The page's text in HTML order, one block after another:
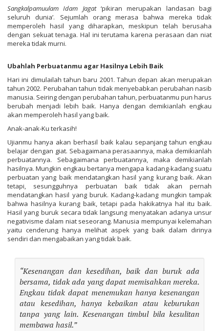
Sangkalpamuulam Idam Jagat‘pikiran merupakan landasan bagi
seluruh dunia’. Sejumlah orang merasa bahwa mereka tidak
memperoleh hasil yang diharapkan, meskipun telah berusaha
dengan sekuat tenaga. Hal ini terutama karena perasaan dan niat
mereka tidak murni.
Ubahlah Perbuatanmu agar Hasilnya Lebih Baik
Hari ini dimulailah tahun baru 2001. Tahun depan akan merupakan
tahun 2002. Perubahan tahun tidak menyebabkan perubahan nasib
manusia. Seiring dengan perubahan tahun, perbuatanmu pun harus
berubah menjadi lebih baik. Hanya dengan demikianlah engkau
akan memperoleh hasil yang baik.
Anak-anak-Ku terkasih!
Ujianmu hanya akan berhasil baik kalau sepanjang tahun engkau
belajar dengan giat. Sebagaimana perasaannya, maka demikianlah
perbuatannya. Sebagaimana perbuatannya, maka demikianlah
hasilnya. Mungkin engkau bertanya mengapa kadang-kadang suatu
perbuatan yang baik mendatangkan hasil yang kurang baik. Akan
tetapi, sesungguhnya perbuatan baik tidak akan pernah
mendatangkan hasil yang buruk. Kadang-kadang mungkin tampak
bahwa hasilnya kurang baik, tetapi pada hakikatnya hal itu baik.
Hasil yang buruk secara tidak langsung menyatakan adanya unsur
negativisme dalam niat seseorang. Manusia mempunyai kelemahan
yaitu cenderung hanya melihat aspek yang baik dalam dirinya
sendiri dan mengabaikan yang tidak baik.
“Kesenangan dan kesedihan, baik dan buruk ada
bersama, tidak ada yang dapat memisahkan mereka.
Engkau tidak dapat menemukan hanya kesenangan
atau kesedihan, hanya kebaikan atau keburukan
tanpa yang lain. Kesenangan timbul bila kesulitan
membawa hasil.”